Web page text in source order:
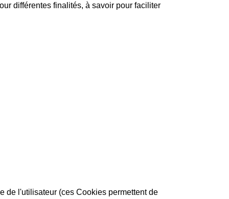
différentes finalités, à savoir pour faciliter
de l'utilisateur (ces Cookies permettent de